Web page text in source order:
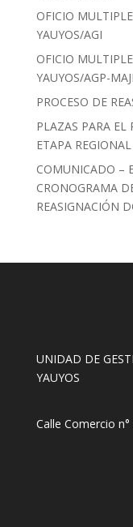
OFICIO
YAUYOS/AGI
OFICIO
YAUYOS/AGP-
PROCESO DE
PLAZAS PARA EL
ETAPA
COMUNICADO –
CRONOGRAMA
REASIGNACIÓN
UNIDAD DE
YAUYOS
Calle Comercio